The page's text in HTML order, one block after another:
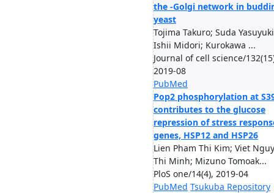
the -Golgi network in
yeast
Tojima Takuro; Suda
Ishii Midori; Kurokawa ...
Journal of cell science/
2019-08
PubMed
Pop2 phosphorylation at
contributes to the glucose
repression of stress
genes, HSP12 and HSP26
Lien Pham Thi Kim; Viet
Thi Minh; Mizuno Tomoak...
PloS one/14(4), 2019-04
PubMed Tsukuba Repository